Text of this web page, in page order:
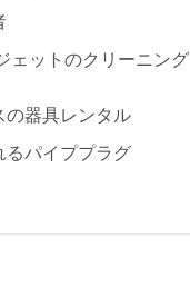
ェットのクリーニング
の器具レンタル
るパイププラグ